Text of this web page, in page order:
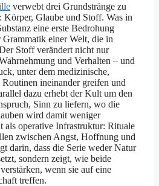
verwebt drei Grundstränge zu
Körper, Glaube und Stoff. Was in
eine erste Bedrohung
einer Welt, die in
Stoff verändert nicht nur
und Verhalten – und
unter dem medizinische,
ineinander greifen und
dazu erhebt der Kult um den
Sinn zu liefern, wo die
wird damit weniger
als operative Infrastruktur: Rituale
zwischen Angst, Hoffnung und
darin, dass die Serie weder Natur
sondern zeigt, wie beide
wenn sie auf eine
treffen.